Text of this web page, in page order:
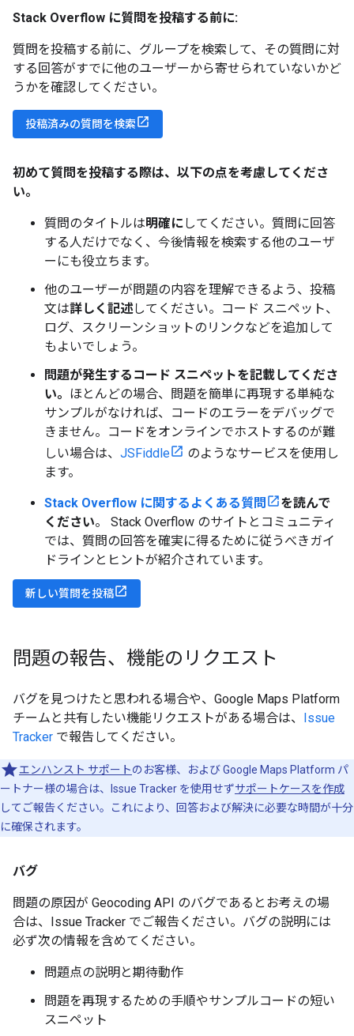
Stack Overflow に質問を投稿する前に:
質問を投稿する前に、グループを検索して、その質問に対
する回答がすでに他のユーザーから寄せられていないかど
うかを確認してください。
投稿済みの質問を検索
初めて質問を投稿する際は、以下の点を考慮してくださ
い。
質問のタイトルは明確にしてください。質問に回答
する人だけでなく、今後情報を検索する他のユーザ
ーにも役立ちます。
他のユーザーが問題の内容を理解できるよう、投稿
文は詳しく記述してください。コード スニペット、
ログ、スクリーンショットのリンクなどを追加して
もよいでしょう。
問題が発生するコード スニペットを記載してくださ
い。 ほとんどの場合、問題を簡単に再現する単純な
サンプルがなければ、コードのエラーをデバッグで
きません。コードをオンラインでホストするのが難
しい場合は、 JSFiddle
のようなサービスを使用し
ます。
Stack Overflow に関するよくある質問
を読んで
ください。 Stack Overflow のサイトとコミュニティ
では、質問の回答を確実に得るために従うべきガイ
ドラインとヒントが紹介されています。
新しい質問を投稿
問題の報告、機能のリクエスト
バグを見つけたと思われる場合や、Google Maps Platform
チームと共有したい機能リクエストがある場合は、 Issue
Tracker で報告してください。
エンハンスト サポートのお客様、および Google Maps Platform パ
ートナー様の場合は、Issue Tracker を使用せずサポートケースを作成
してご報告ください。これにより、回答および解決に必要な時間が十分
に確保されます。
バグ
問題の原因が Geocoding API のバグであるとお考えの場
合は、Issue Tracker でご報告ください。バグの説明には
必ず次の情報を含めてください。
問題点の説明と期待動作
問題を再現するための手順やサンプルコードの短い
スニペット